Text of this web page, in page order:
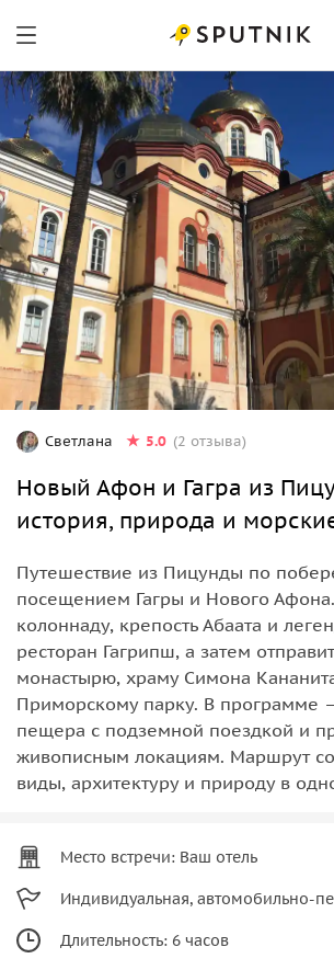
Светлана 5.0 (2 отзыва)
Новый Афон и Гагра из
история, природа и
Путешествие из Пицунды по
посещением Гагры и Нового
колоннаду, крепость Абаата и
ресторан Гагрипш, а затем
монастырю, храму Симона
Приморскому парку. В программе
пещера с подземной поездкой и
живописным локациям. Маршрут
виды, архитектуру и природу в
Место встречи: Ваш отель
Индивидуальная, автомобильно-
Длительность: 6 часов